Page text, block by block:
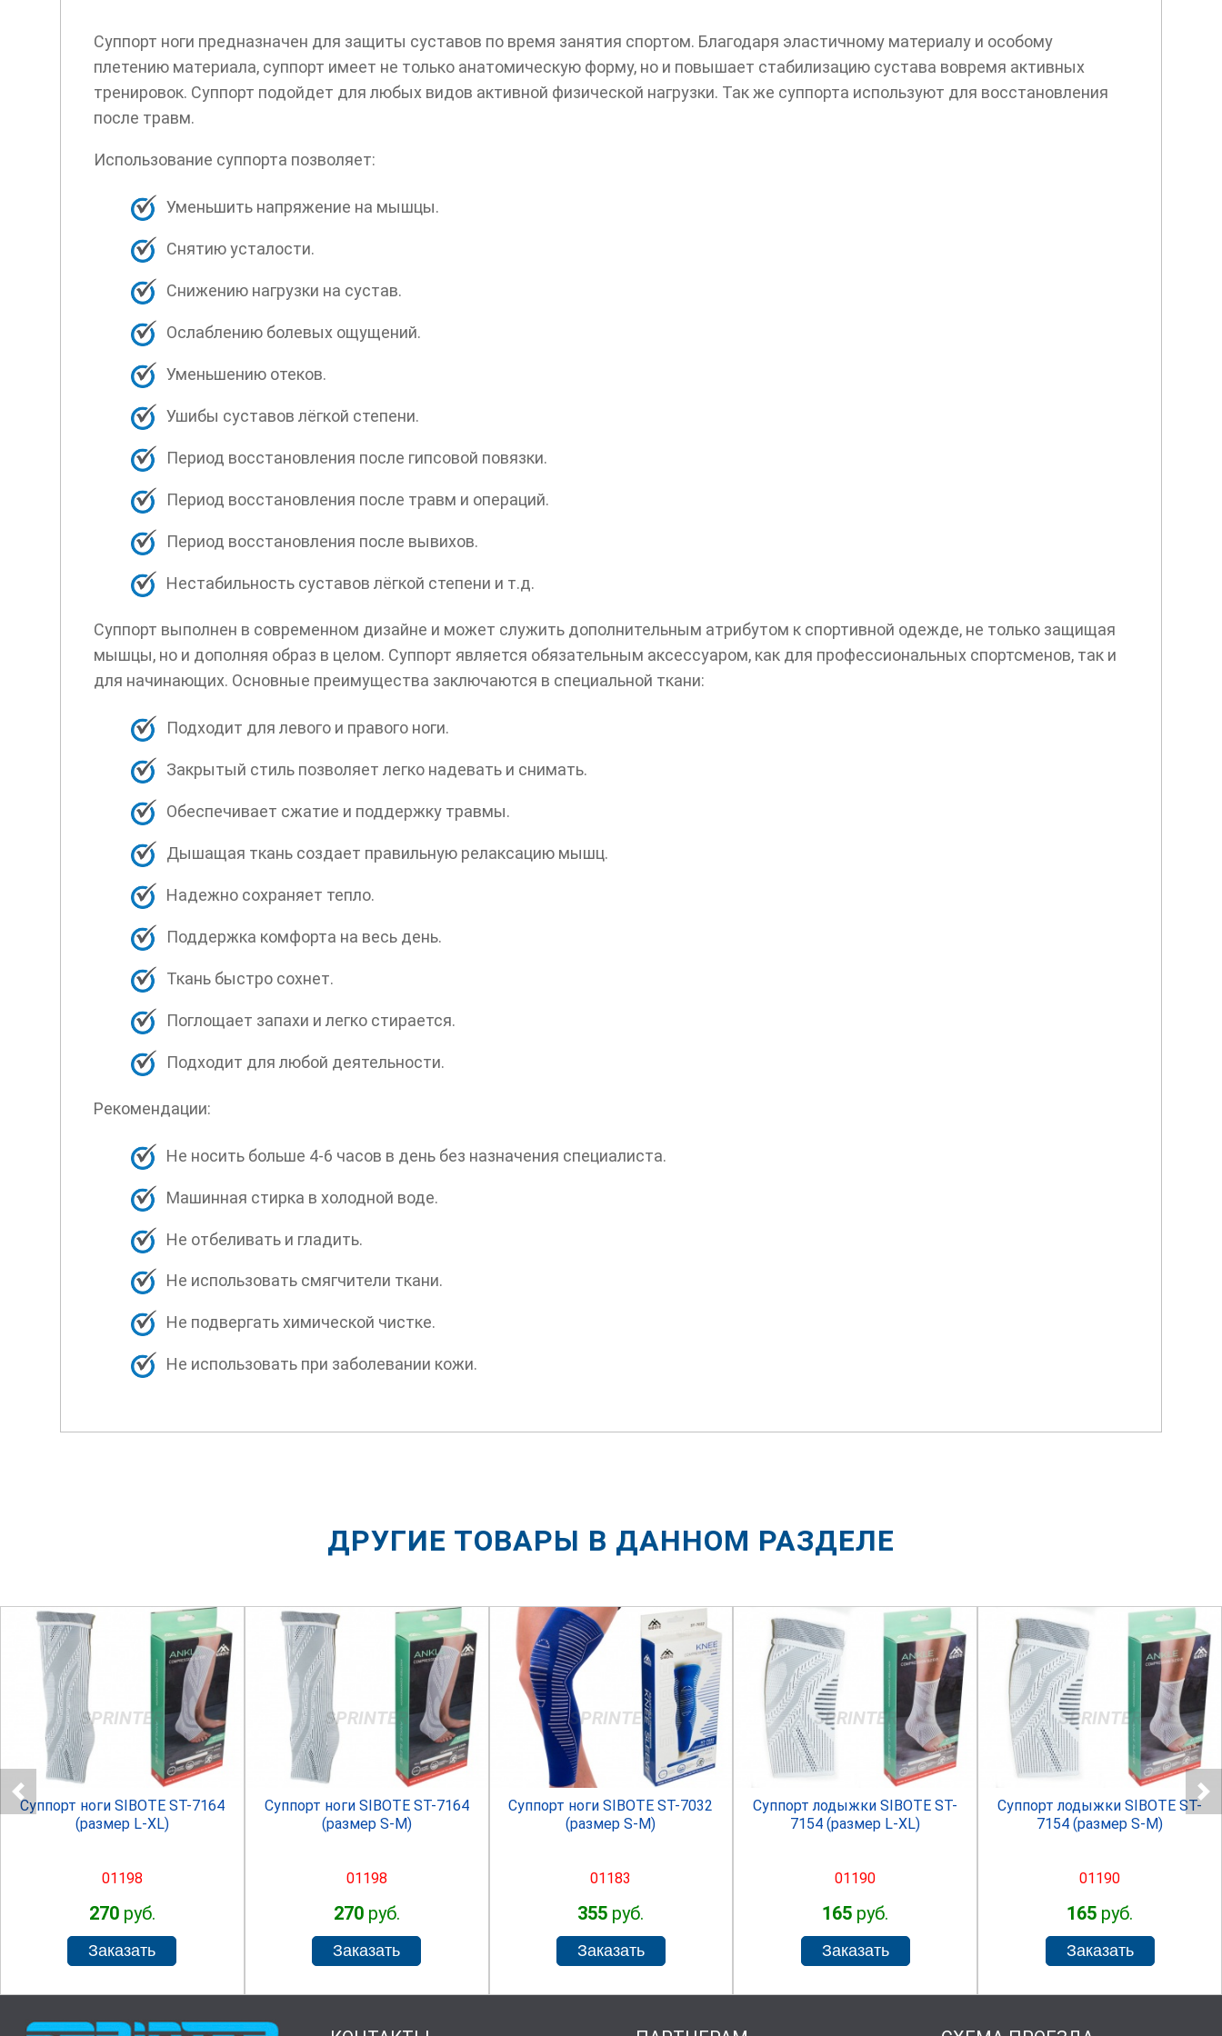
Суппорт ноги предназначен для защиты суставов по время занятия спортом. Благодаря эластичному материалу и особому
плетению материала, суппорт имеет не только анатомическую форму, но и повышает стабилизацию сустава вовремя активных
тренировок. Суппорт подойдет для любых видов активной физической нагрузки. Так же суппорта используют для восстановления
после травм.
Использование суппорта позволяет:
Уменьшить напряжение на мышцы.
Снятию усталости.
Снижению нагрузки на сустав.
Ослаблению болевых ощущений.
Уменьшению отеков.
Ушибы суставов лёгкой степени.
Период восстановления после гипсовой повязки.
Период восстановления после травм и операций.
Период восстановления после вывихов.
Нестабильность суставов лёгкой степени и т.д.
Суппорт выполнен в современном дизайне и может служить дополнительным атрибутом к спортивной одежде, не только защищая
мышцы, но и дополняя образ в целом. Суппорт является обязательным аксессуаром, как для профессиональных спортсменов, так и
для начинающих. Основные преимущества заключаются в специальной ткани:
Подходит для левого и правого ноги.
Закрытый стиль позволяет легко надевать и снимать.
Обеспечивает сжатие и поддержку травмы.
Дышащая ткань создает правильную релаксацию мышц.
Надежно сохраняет тепло.
Поддержка комфорта на весь день.
Ткань быстро сохнет.
Поглощает запахи и легко стирается.
Подходит для любой деятельности.
Рекомендации:
Не носить больше 4-6 часов в день без назначения специалиста.
Машинная стирка в холодной воде.
Не отбеливать и гладить.
Не использовать смягчители ткани.
Не подвергать химической чистке.
Не использовать при заболевании кожи.
ДРУГИЕ ТОВАРЫ В ДАННОМ РАЗДЕЛЕ
SPRINTER
Суппорт ноги SIBOTE ST-7164
(размер L-XL)
01198
270руб.
SPRINTER
Суппорт ноги SIBOTE ST-7164
(размер S-M)
01198
270руб.
SPRINTER
Суппорт ноги SIBOTE ST-7032
(размер S-M)
01183
355 руб.
SPRINTER
Суппорт лодыжки SIBOTE ST-
7154 (размер L-XL)
01190
165 руб.
SPRINTER
Суппорт лодыжки SIBOTE ST-
7154 (размер S-M)
01190
165 руб.